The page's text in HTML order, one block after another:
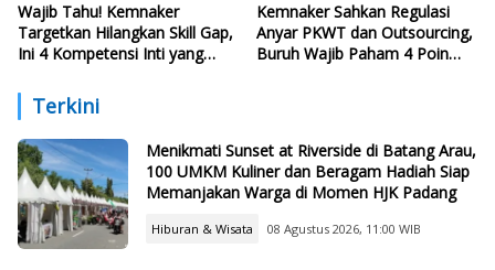
Wajib Tahu! Kemnaker
Targetkan Hilangkan Skill Gap,
Ini 4 Kompetensi Inti yang
Kemnaker Sahkan Regulasi
Anyar PKWT dan Outsourcing,
Buruh Wajib Paham 4 Poin
Terkini
Menikmati Sunset at Riverside di Batang Arau,
100 UMKM Kuliner dan Beragam Hadiah Siap
Memanjakan Warga di Momen HJK Padang
Hiburan & Wisata 08 Agustus 2026, 11:00 WIB